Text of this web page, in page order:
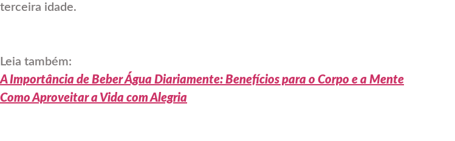
terceira idade.
Leia também:
A Importância de Beber Água Diariamente: Benefícios para o Corpo e a Mente
Como Aproveitar a Vida com Alegria